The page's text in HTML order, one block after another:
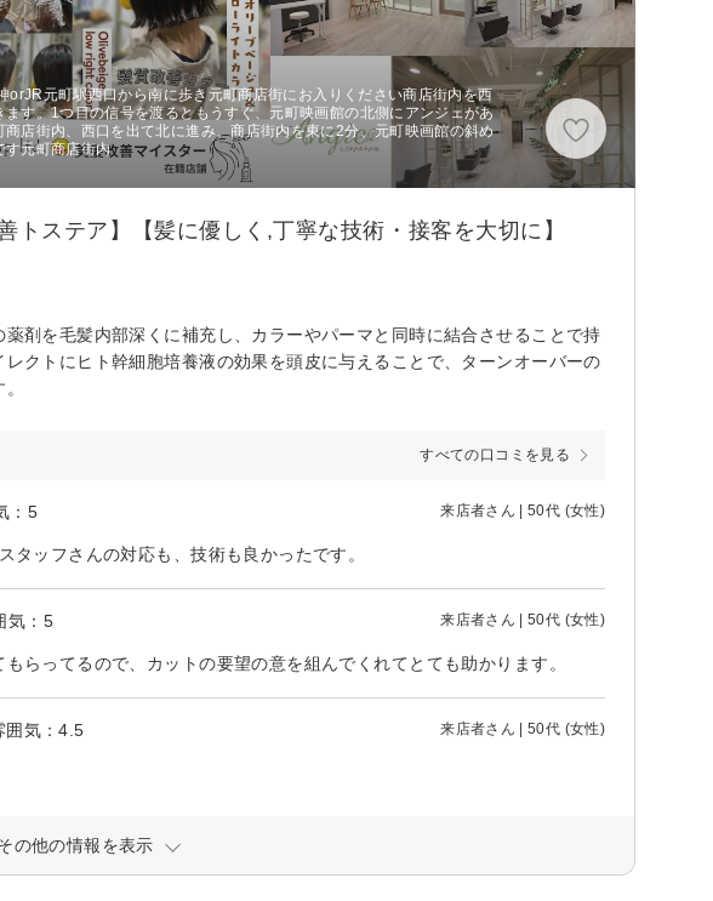
orJR元町駅西口から南に歩き元町商店街にお入りください商店街内を西
ます。1つ目の信号を渡るともうすぐ、元町映画館の北側にアンジェがあ
店街内、西口を出て北に進み、商店街内を東に2分、元町映画館の斜め
す元町商店街内
トステア】【髪に優しく,丁寧な技術・接客を大切に】
剤を毛髪内部深くに補充し、カラーやパーマと同時に結合させることで持
クトにヒト幹細胞培養液の効果を頭皮に与えることで、ターンオーバーの
すべての口コミを見る
：5 来店者さん | 50代 (女性)
ッフさんの対応も、技術も良かったです。
気：5 来店者さん | 50代 (女性)
らってるので、カットの要望の意を組んでくれてとても助かります。
囲気：4.5 来店者さん | 50代 (女性)
の他の情報を表示